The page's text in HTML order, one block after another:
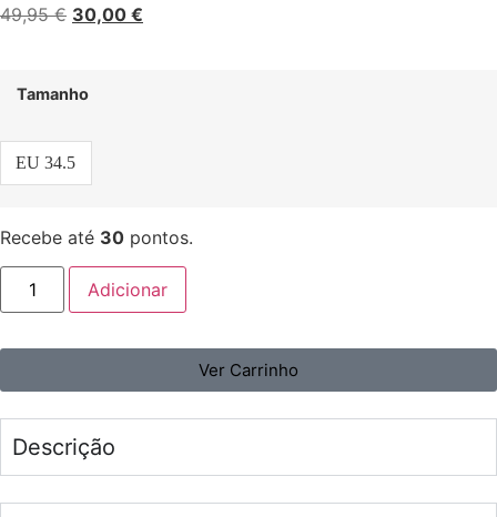
49,95€ 30,00 €
Tamanho
EU 34.5
Recebe até 30 pontos.
Adicionar
Ver Carrinho
Descrição